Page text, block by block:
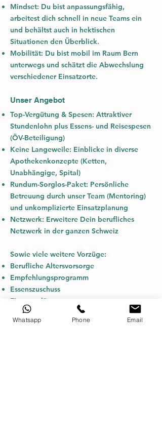
Mindset: Du bist anpassungsfähig,
arbeitest dich schnell in neue Teams ein
und behältst auch in hektischen
Situationen den Überblick.
Mobilität: Du bist mobil im Raum Bern
unterwegs und schätzt die Abwechslung
verschiedener Einsatzorte.
Unser Angebot
Top-Vergütung & Spesen: Attraktiver
Stundenlohn plus Essens- und Reisespesen
(ÖV-Beteiligung)
Keine Langeweile: Einblicke in diverse
Apothekenkonzepte (Ketten,
Unabhängige, Spital)
Rundum-Sorglos-Paket: Persönliche
Betreuung durch unser Team (Mentoring)
und unkomplizierte Einsatzplanung
Netzwerk: Erweitere Dein berufliches
Netzwerk in der ganzen Schweiz
Sowie viele weitere Vorzüge:
Berufliche Altersvorsorge
Empfehlungsprogramm
Essenszuschuss
Firmenanlässe
Kostenloser Parkplatz
Subventionsbeitrag für die Nutzung des
Whatsapp Phone Email